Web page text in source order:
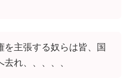
を主張する奴らは皆、国
れ、、、、、